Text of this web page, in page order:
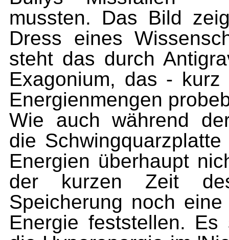
mussten. Das Bild
Dress eines
steht das durch
Exagonium, das -
Energienmengen
Wie auch während
die
Energien überhaupt
der kurzen Zeit
Speicherung noch
Energie feststellen.